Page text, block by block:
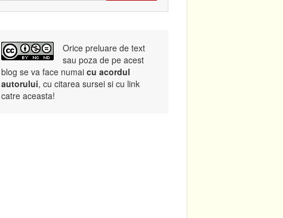
Orice preluare de text
sau poza de pe acest
blog se va face numai cu acordul
autorului, cu citarea sursei si cu link
catre aceasta!